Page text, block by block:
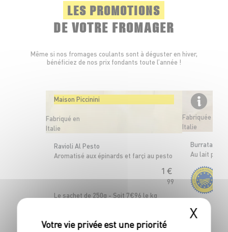
LES PROMOTIONS
DE VOTRE FROMAGER
Même si nos fromages coulants sont à déguster en hiver,
bénéficiez de nos prix fondants toute l’année !
Maison Piccinini
Fabriqué en
Italie
Ravioli Al Pesto
Aromatisé aux épinards et farçi au pesto
1 €
99
Le sachet de 250g - Soit 7€96 le kg
Fabriquée en
Italie
Burrata di
Au lait
X